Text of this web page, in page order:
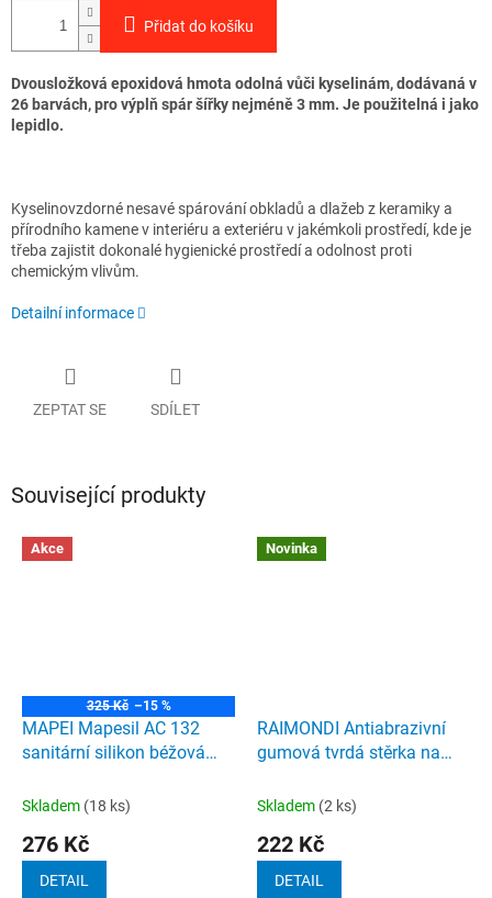
Přidat do košíku
Dvousložková epoxidová hmota odolná vůči kyselinám, dodávaná v
26 barvách, pro výplň spár šířky nejméně 3 mm. Je použitelná i jako
lepidlo.
Kyselinovzdorné nesavé spárování obkladů a dlažeb z keramiky a
přírodního kamene v interiéru a exteriéru v jakémkoli prostředí, kde je
třeba zajistit dokonalé hygienické prostředí a odolnost proti
chemickým vlivům.
Detailní informace
ZEPTAT SE SDÍLET
Související produkty
Akce
325 Kč –15 %
MAPEI Mapesil AC 132
sanitární silikon béžová
Skladem (18 ks)
276 Kč
DETAIL
Novinka
RAIMONDI Antiabrazivní
gumová tvrdá stěrka na
zelená
Skladem (2 ks)
222 Kč
DETAIL